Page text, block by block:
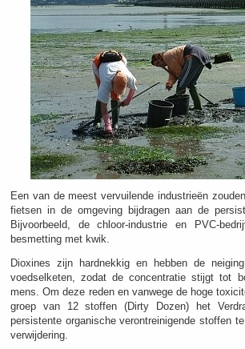
Een van de meest vervuilende industrieën
fietsen in de omgeving bijdragen aan de
Bijvoorbeeld, de chloor-industrie en PVC-
besmetting met kwik.
Dioxines zijn hardnekkig en hebben de
voedselketen, zodat de concentratie stijgt tot
mens. Om deze reden en vanwege de hoge
groep van 12 stoffen (Dirty Dozen) het
persistente organische verontreinigende stoffen
verwijdering.